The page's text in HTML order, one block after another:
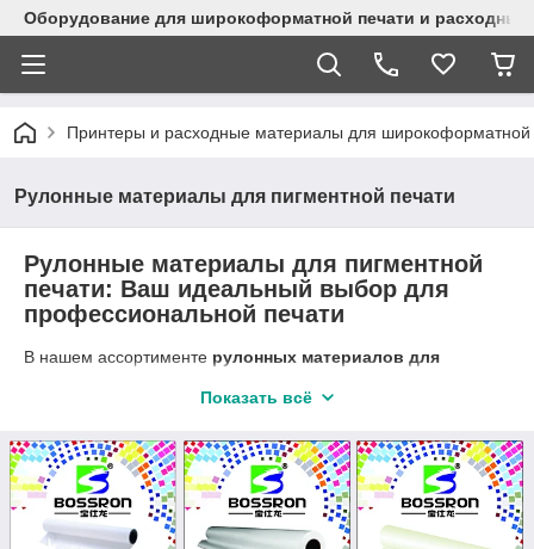
Оборудование для широкоформатной печати и
Принтеры и расходные материалы для широкоформатной
Рулонные материалы для пигментной печати
Рулонные материалы для пигментной
печати: Ваш идеальный выбор для
профессиональной печати
В нашем ассортименте рулонных материалов для
достижения выдающихся результатов в ваших проектах. Мы
яркие цвета и отличную устойчивость к внешним
воздействиям, идеально подходящую для создания наклеек
и вывесок. В наличии также
фотобумага, гарантирующая
высокое качество печати изображений и фотографий,
позволяющая передать все нюансы цветовой палитры.
Показать всё